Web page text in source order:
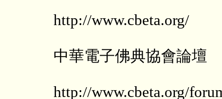
http://www.cbeta.org/
中華電子佛典協會論壇
http://www.cbeta.org/